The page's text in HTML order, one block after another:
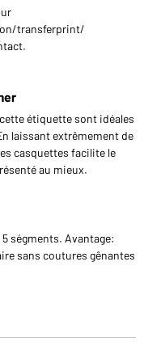
transferprint/
étiquette sont idéales
laissant extrêmement de
casquettes facilite le
au mieux.
ségments. Avantage:
sans coutures gênantes